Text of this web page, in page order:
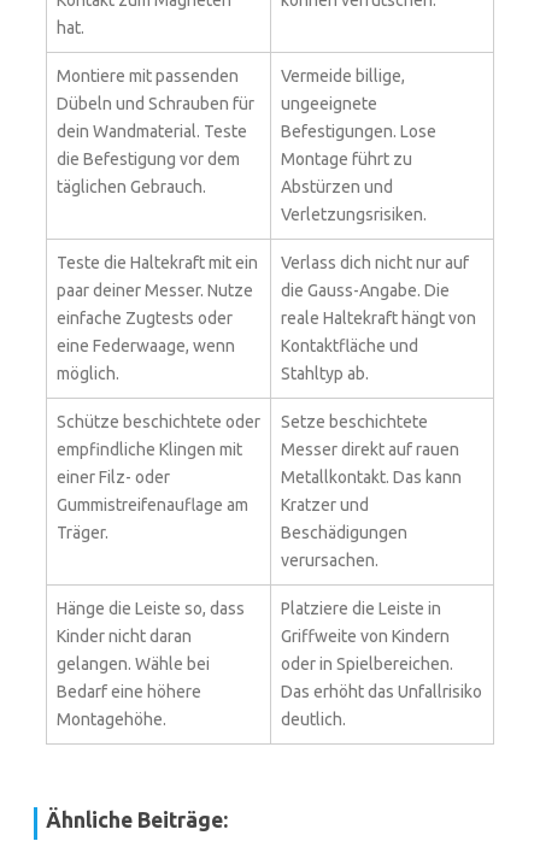
hat.
Montiere mit passenden
Dübeln und Schrauben für
dein Wandmaterial. Teste
die Befestigung vor dem
täglichen Gebrauch.
Vermeide billige,
ungeeignete
Befestigungen. Lose
Montage führt zu
Abstürzen und
Verletzungsrisiken.
Teste die Haltekraft mit ein
paar deiner Messer. Nutze
einfache Zugtests oder
eine Federwaage, wenn
möglich.
Verlass dich nicht nur auf
die Gauss-Angabe. Die
reale Haltekraft hängt von
Kontaktfläche und
Stahltyp ab.
Schütze beschichtete oder
empfindliche Klingen mit
einer Filz- oder
Gummistreifenauflage am
Träger.
Setze beschichtete
Messer direkt auf rauen
Metallkontakt. Das kann
Kratzer und
Beschädigungen
verursachen.
Hänge die Leiste so, dass
Kinder nicht daran
gelangen. Wähle bei
Bedarf eine höhere
Montagehöhe.
Platziere die Leiste in
Griffweite von Kindern
oder in Spielbereichen.
Das erhöht das Unfallrisiko
deutlich.
Ähnliche Beiträge: